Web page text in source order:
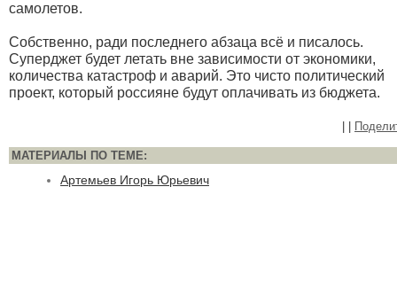
самолетов.
Собственно, ради последнего абзаца всё и писалось.
Суперджет будет летать вне зависимости от экономики,
количества катастроф и аварий. Это чисто политический
проект, который россияне будут оплачивать из бюджета.
МАТЕРИАЛЫ ПО ТЕМЕ:
Артемьев Игорь Юрьевич